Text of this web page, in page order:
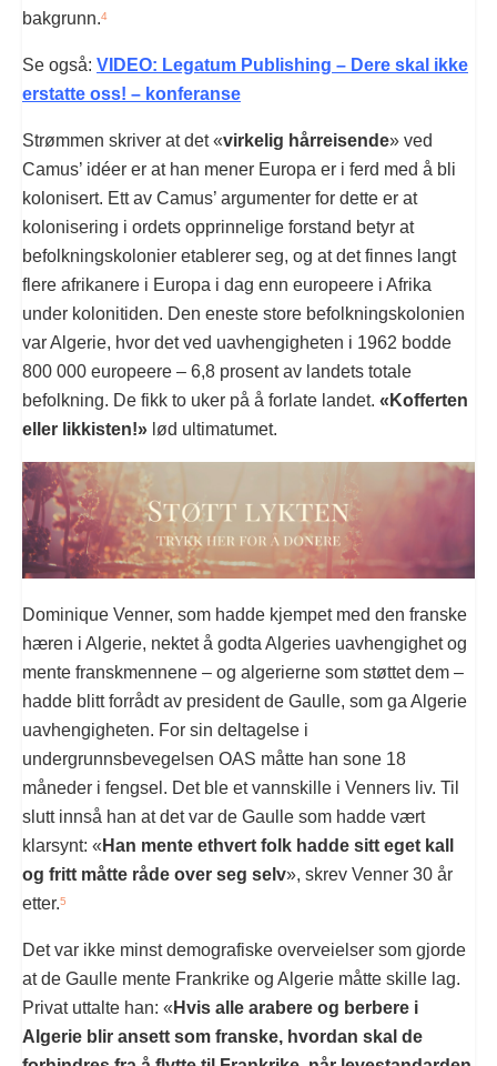
bakgrunn.4
Se også: VIDEO: Legatum Publishing – Dere skal ikke
erstatte oss! – konferanse
Strømmen skriver at det «virkelig hårreisende» ved
Camus’ idéer er at han mener Europa er i ferd med å bli
kolonisert. Ett av Camus’ argumenter for dette er at
kolonisering i ordets opprinnelige forstand betyr at
befolkningskolonier etablerer seg, og at det finnes langt
flere afrikanere i Europa i dag enn europeere i Afrika
under kolonitiden. Den eneste store befolkningskolonien
var Algerie, hvor det ved uavhengigheten i 1962 bodde
800 000 europeere – 6,8 prosent av landets totale
befolkning. De fikk to uker på å forlate landet. «Kofferten
eller likkisten!» lød ultimatumet.
Dominique Venner, som hadde kjempet med den franske
hæren i Algerie, nektet å godta Algeries uavhengighet og
mente franskmennene – og algerierne som støttet dem –
hadde blitt forrådt av president de Gaulle, som ga Algerie
uavhengigheten. For sin deltagelse i
undergrunnsbevegelsen OAS måtte han sone 18
måneder i fengsel. Det ble et vannskille i Venners liv. Til
slutt innså han at det var de Gaulle som hadde vært
klarsynt: « Han mente ethvert folk hadde sitt eget kall
og fritt måtte råde over seg selv», skrev Venner 30 år
etter.5
Det var ikke minst demografiske overveielser som gjorde
at de Gaulle mente Frankrike og Algerie måtte skille lag.
Privat uttalte han: « Hvis alle arabere og berbere i
Algerie blir ansett som franske, hvordan skal de